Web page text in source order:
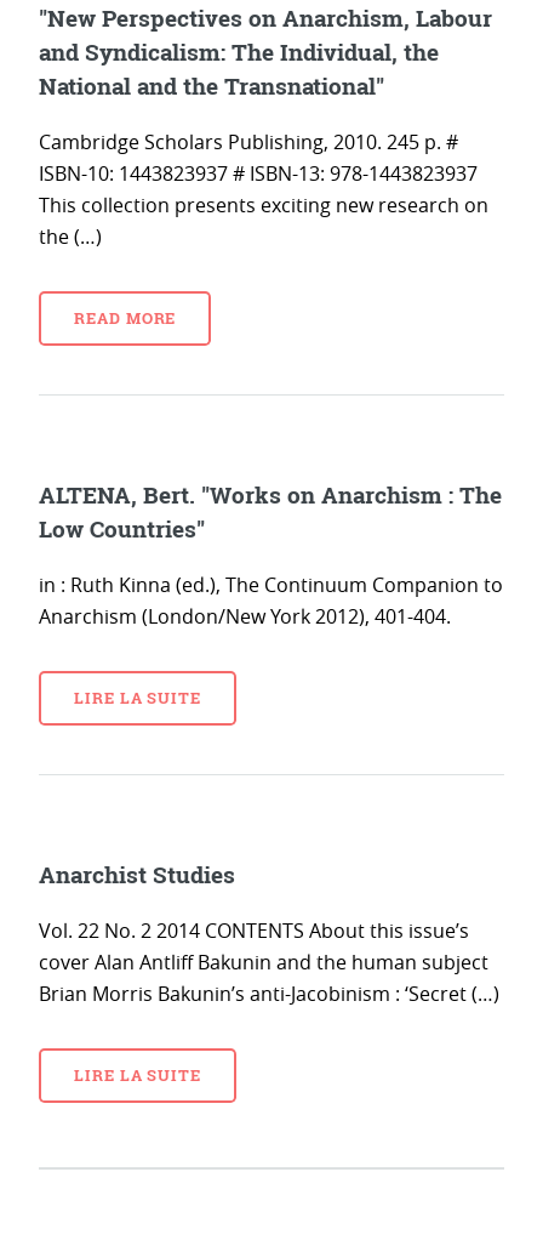
"New Perspectives on Anarchism, Labour
and Syndicalism: The Individual, the
National and the Transnational"
Cambridge Scholars Publishing, 2010. 245 p. #
ISBN-10: 1443823937 # ISBN-13: 978-1443823937
This collection presents exciting new research on
the (…)
READ MORE
ALTENA, Bert. "Works on Anarchism : The
Low Countries"
in : Ruth Kinna (ed.), The Continuum Companion to
Anarchism (London/New York 2012), 401-404.
LIRE LA SUITE
Anarchist Studies
Vol. 22 No. 2 2014 CONTENTS About this issue’s
cover Alan Antliff Bakunin and the human subject
Brian Morris Bakunin’s anti-Jacobinism : ‘Secret (…)
LIRE LA SUITE